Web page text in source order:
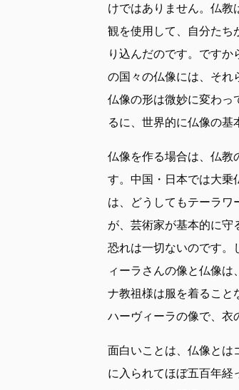
けではありません。仏教
観を使用して、自分たち
り込んだのです。です
の国々の仏像には、それ
仏像の形は微妙に変わっ
るに、世界的に仏像の基
仏像を作る場合は、仏教
す。中国・日本では大乗
は、どうしてもテーラワ
が、芸術家が基本的に守
恐れは一切ないのです。
ィーラさんの像と仏像
ナ教祖様は服を着ること
ハーヴィーラの像で、衣
面白いことは、仏像とは
に入られてほぼ五百年経